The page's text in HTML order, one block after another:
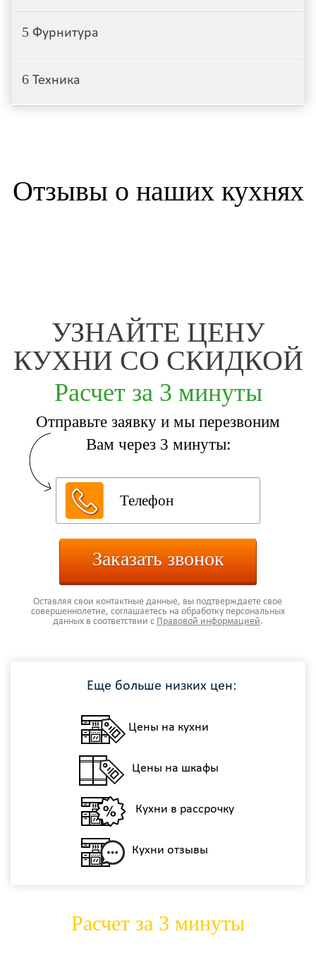
5 Фурнитура
6 Техника
Отзывы о наших кухнях
УЗНАЙТЕ ЦЕНУ
КУХНИ СО СКИДКОЙ
Расчет за 3 минуты
Отправьте заявку и мы перезвоним
Вам через 3 минуты:
Заказать звонок
Оставляя свои контактные данные, вы подтверждаете свое
совершеннолетие, соглашаетесь на обработку персональных
данных в соответствии с Правовой информацией.
Еще больше низких цен:
Цены на кухни
Цены на шкафы
Кухни в рассрочку
Кухни отзывы
Расчет за 3 минуты